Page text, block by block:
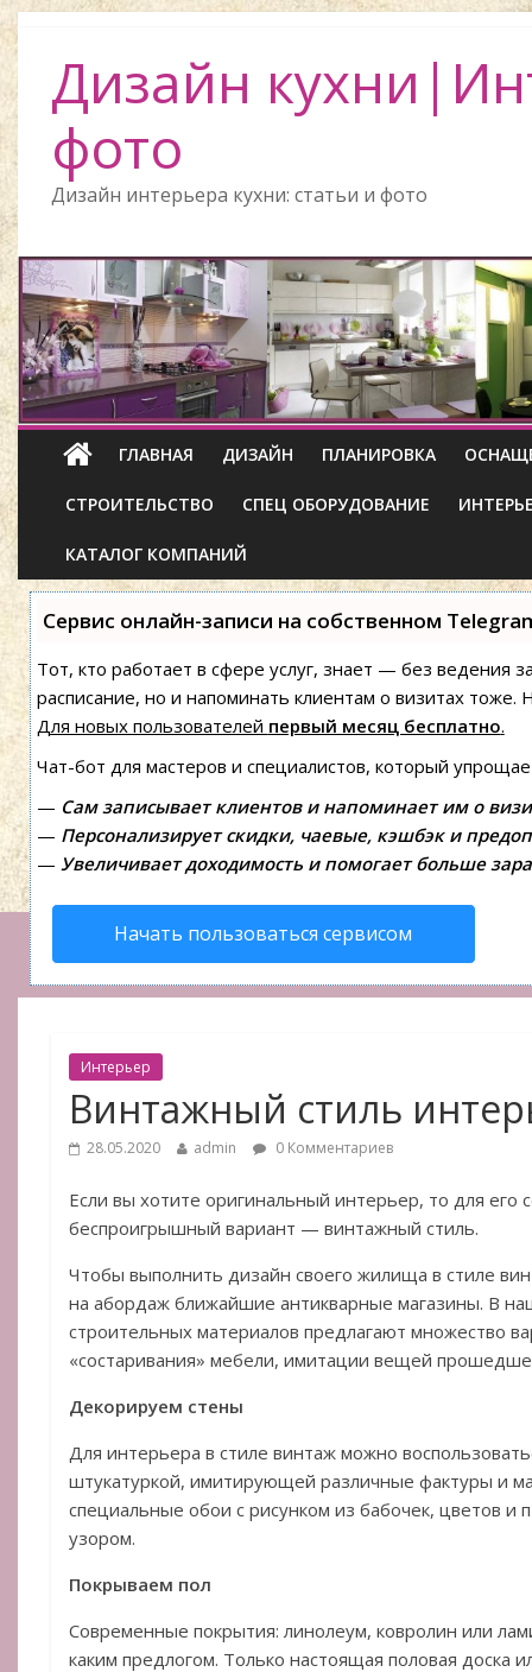
Дизайн
фото
Дизайн интерьера кухни: статьи и фото
ГЛАВНАЯ ДИЗАЙН ПЛАНИРОВКА
СТРОИТЕЛЬСТВО СПЕЦ ОБОРУДОВАНИЕ
КАТАЛОГ КОМПАНИЙ
Сервис онлайн-записи на собственном
Тот, кто работает в сфере услуг, знает — без ведения
расписание, но и напоминать клиентам о визитах
Для новых пользователей первый месяц бесплатно.
Чат-бот для мастеров и специалистов, который
— Сам записывает клиентов и напоминает им о
— Персонализирует скидки, чаевые, кэшбэк и
— Увеличивает доходимость и помогает больше
Начать пользоваться сервисом
Интерьер
Винтажный стиль
28.05.2020 admin 0 Комментариев
Если вы хотите оригинальный интерьер, то для его
беспроигрышный вариант — винтажный стиль.
Чтобы выполнить дизайн своего жилища в стиле
на абордаж ближайшие антикварные магазины. В
строительных материалов предлагают множество
«состаривания» мебели, имитации вещей
Декорируем стены
Для интерьера в стиле винтаж можно
штукатуркой, имитирующей различные фактуры и
специальные обои с рисунком из бабочек, цветов
узором.
Покрываем пол
Современные покрытия: линолеум, ковролин или
каким предлогом. Только настоящая половая доска